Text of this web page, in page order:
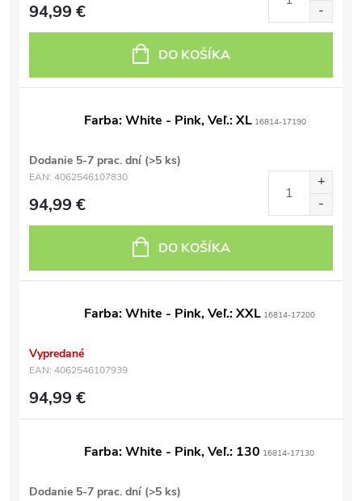
94,99 €
DO KOŠÍKA
Farba: White - Pink, Veľ.: XL 16814-17190
Dodanie 5-7 prac. dní (>5 ks)
EAN: 4062546107830
94,99 €
DO KOŠÍKA
Farba: White - Pink, Veľ.: XXL 16814-17200
Vypredané
EAN: 4062546107939
94,99 €
Farba: White - Pink, Veľ.: 130 16814-17130
Dodanie 5-7 prac. dní (>5 ks)